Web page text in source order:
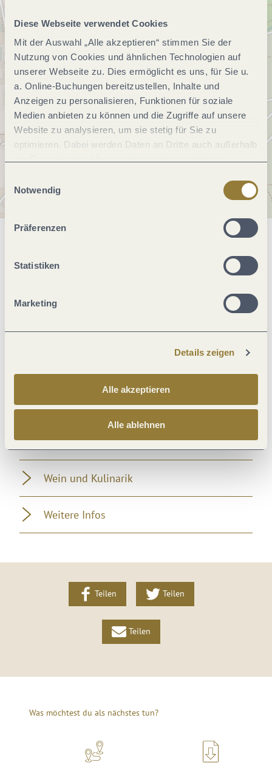
Diese Webseite verwendet Cookies
Mit der Auswahl „Alle akzeptieren“ stimmen Sie der
Nutzung von Cookies und ähnlichen Technologien auf
unserer Webseite zu. Dies ermöglicht es uns, für Sie u.
a. Online-Buchungen bereitzustellen, Inhalte und
Anzeigen zu personalisieren, Funktionen für soziale
Medien anbieten zu können und die Zugriffe auf unsere
Website zu analysieren, um sie stetig für Sie zu
optimieren. Dabei werden Daten an Dritte auch außerhalb
jederzeit widerrufen werden. Mit der Auswahl "Alle
ablehnen" kann es zu Beeinträchtigungen in der Nutzung
Notwendig
Präferenzen
Statistiken
Marketing
Details zeigen
Alle akzeptieren
Alle ablehnen
Fremdsprachen
Ausstattung Zimmer/Appartement
Lage
Wein und Kulinarik
Weitere Infos
Teilen Teilen
Teilen
Was möchtest du als nächstes tun?